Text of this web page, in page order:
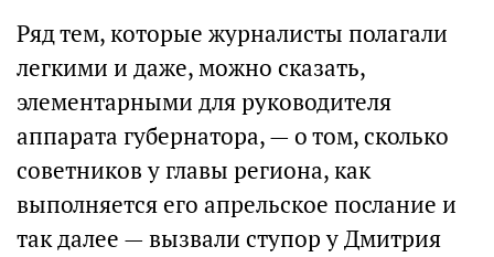
Ряд тем, которые журналисты полагали
легкими и даже, можно сказать,
элементарными для руководителя
аппарата губернатора, — о том, сколько
советников у главы региона, как
выполняется его апрельское послание и
так далее — вызвали ступор у Дмитрия